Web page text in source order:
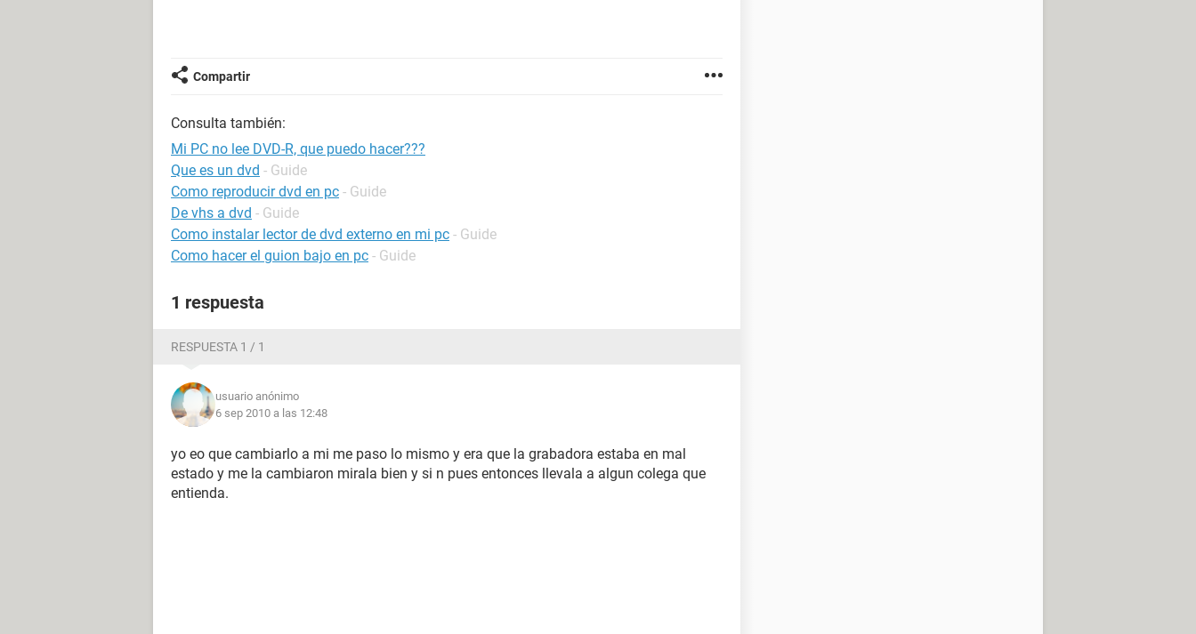
Compartir
Consulta también:
Mi PC no lee DVD-R, que puedo hacer???
Que es un dvd - Guide
Como reproducir dvd en pc - Guide
De vhs a dvd - Guide
Como instalar lector de dvd externo en mi pc - Guide
Como hacer el guion bajo en pc - Guide
1 respuesta
RESPUESTA 1 / 1
usuario anónimo
6 sep 2010 a las 12:48
yo eo que cambiarlo a mi me paso lo mismo y era que la grabadora estaba en mal
estado y me la cambiaron mirala bien y si n pues entonces llevala a algun colega que
entienda.